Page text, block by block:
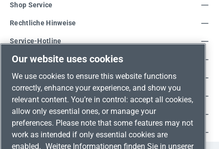
Service-Hotline
Shop Service
Rechtliche Hinweise
Unsere Vorteile
Versandarten
Zahlungsarten
Adresse
Umweltschutz & Partnerschaft
Our website uses cookies
We use cookies to ensure this website functions
correctly, enhance your experience, and show you
relevant content. You’re in control: accept all cookies,
allow only essential ones, or manage your
preferences. Please note that some features may not
work as intended if only essential cookies are
enabled. Weitere Informationen finden Sie in unserer